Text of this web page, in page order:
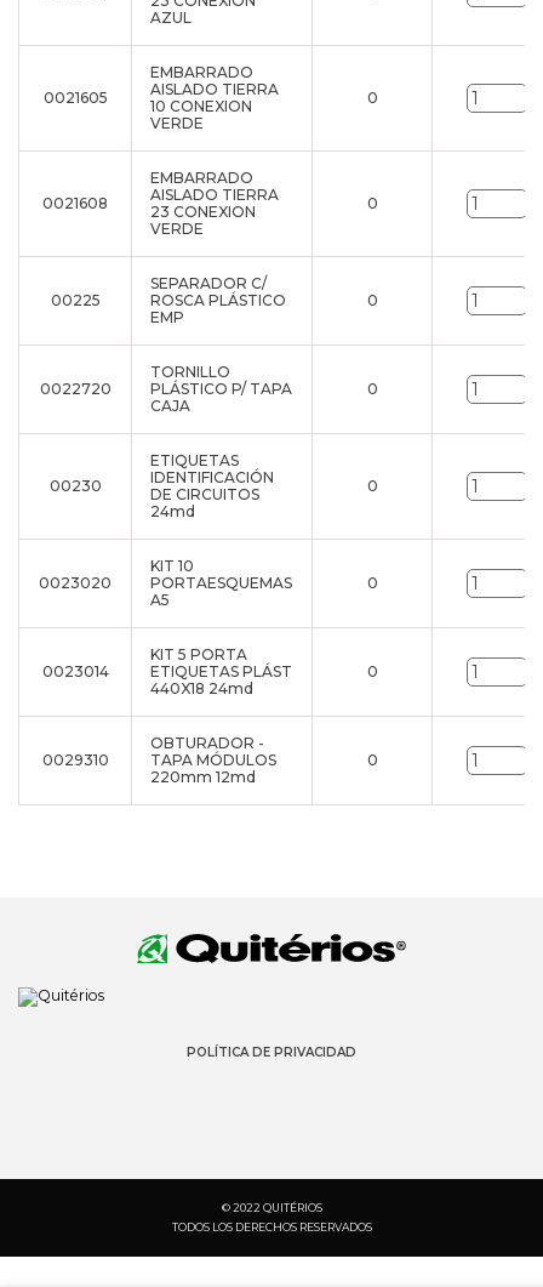
AZUL
0021605
EMBARRADO
AISLADO TIERRA
10 CONEXION
VERDE
0
0021608
EMBARRADO
AISLADO TIERRA
23 CONEXION
VERDE
0
00225
SEPARADOR C/
ROSCA PLÁSTICO
EMP
0
0022720
TORNILLO
PLÁSTICO P/ TAPA
CAJA
0
00230
ETIQUETAS
IDENTIFICACIÓN
DE CIRCUITOS
24md
0
0023020
KIT 10
PORTAESQUEMAS
A5
0
0023014
KIT 5 PORTA
ETIQUETAS PLÁST
440X18 24md
0
0029310
OBTURADOR -
TAPA MÓDULOS
220mm 12md
0
POLÍTICA DE PRIVACIDAD
© 2022 QUITÉRIOS
TODOS LOS DERECHOS RESERVADOS